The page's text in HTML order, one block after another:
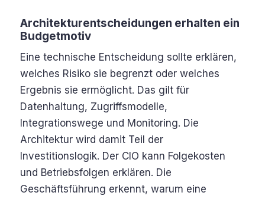
Architekturentscheidungen erhalten ein
Budgetmotiv
Eine technische Entscheidung sollte erklären,
welches Risiko sie begrenzt oder welches
Ergebnis sie ermöglicht. Das gilt für
Datenhaltung, Zugriffsmodelle,
Integrationswege und Monitoring. Die
Architektur wird damit Teil der
Investitionslogik. Der CIO kann Folgekosten
und Betriebsfolgen erklären. Die
Geschäftsführung erkennt, warum eine